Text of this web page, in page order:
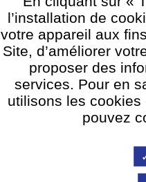
l’installation de
votre appareil aux
Site, d’améliorer
proposer des
services. Pour en
utilisons les
pouvez